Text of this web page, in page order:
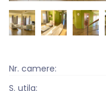
Nr. camere:
S. utila: